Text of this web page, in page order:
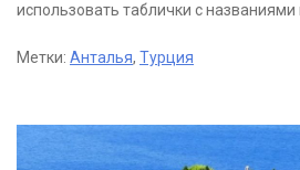
использовать таблички с названиями
Метки: Анталья, Турция